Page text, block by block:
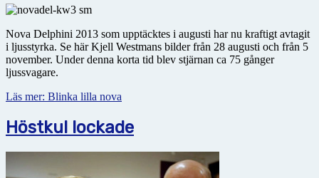
Nova Delphini 2013 som upptäcktes i augusti har nu kraftigt avtagit
i ljusstyrka. Se här Kjell Westmans bilder från 28 augusti och från 5
november. Under denna korta tid blev stjärnan ca 75 gånger
ljussvagare.
Läs mer: Blinka lilla nova
Höstkul lockade